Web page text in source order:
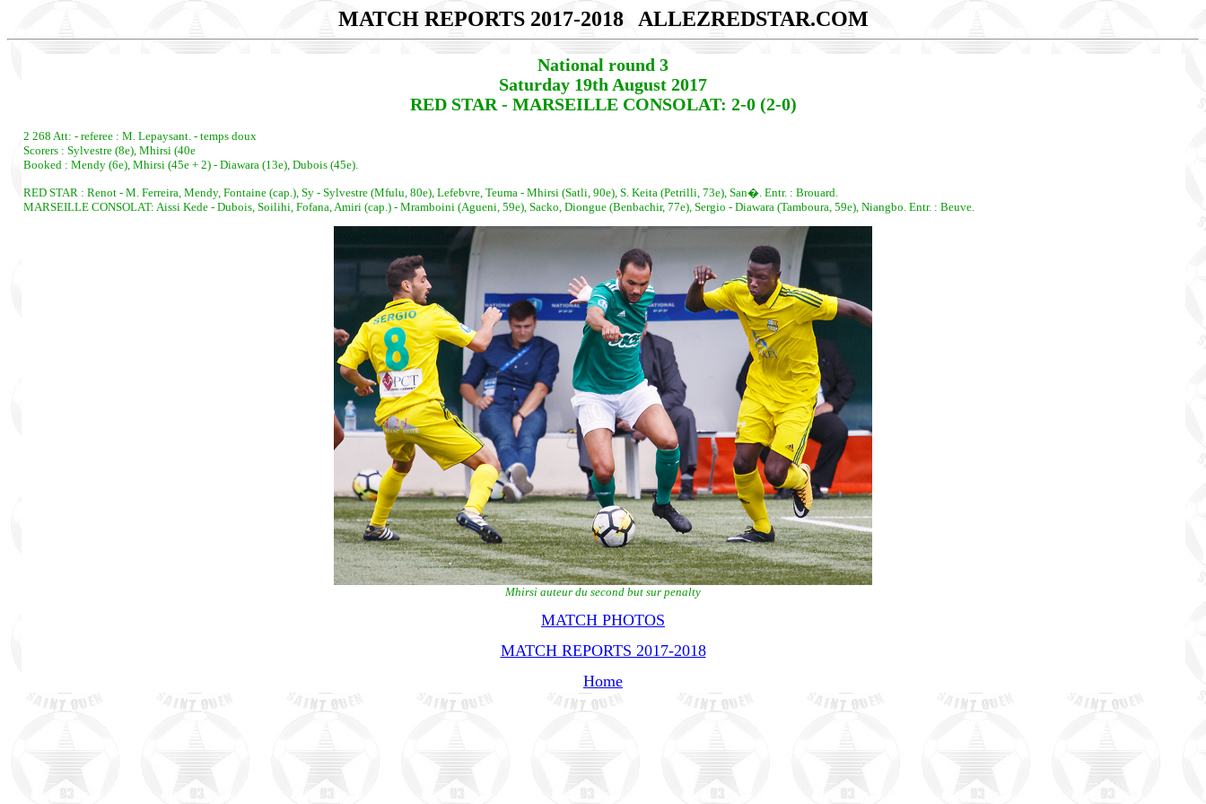
MATCH REPORTS 2017-2018 ALLEZREDSTAR.COM
National round 3
Saturday 19th August 2017
RED STAR - MARSEILLE CONSOLAT: 2-0 (2-0)
2 268 Att: - referee : M. Lepaysant. - temps doux
Scorers : Sylvestre (8e), Mhirsi (40e
Booked : Mendy (6e), Mhirsi (45e + 2) - Diawara (13e), Dubois (45e).
RED STAR : Renot - M. Ferreira, Mendy, Fontaine (cap.), Sy - Sylvestre (Mfulu, 80e), Lefebvre, Teuma - Mhirsi (Satli, 90e), S. Keita (Petrilli, 73e), San�. Entr. : Brouard.
MARSEILLE CONSOLAT: Aissi Kede - Dubois, Soilihi, Fofana, Amiri (cap.) - Mramboini (Agueni, 59e), Sacko, Diongue (Benbachir, 77e), Sergio - Diawara (Tamboura, 59e), Niangbo. Entr. : Beuve.
Mhirsi auteur du second but sur penalty
MATCH PHOTOS
MATCH REPORTS 2017-2018
Home